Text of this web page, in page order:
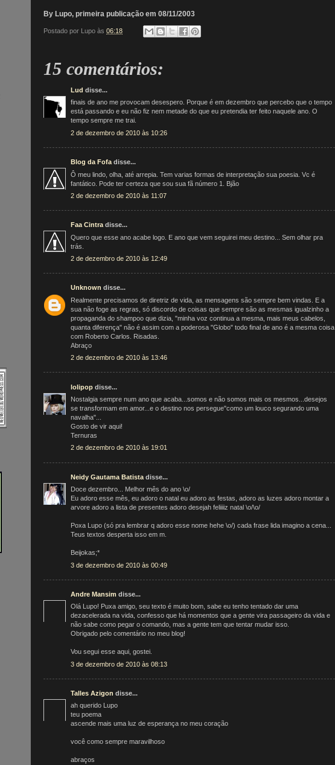
By Lupo, primeira publicação em 08/11/2003
Postado por Lupo às 06:18
15 comentários:
Lud disse...
finais de ano me provocam desespero. Porque é em dezembro que percebo que o tempo
está passando e eu não fiz nem metade do que eu pretendia ter feito naquele ano. O
tempo sempre me trai.
2 de dezembro de 2010 às 10:26
Blog da Fofa disse...
Ô meu lindo, olha, até arrepia. Tem varias formas de interpretação sua poesia. Vc é
fantático. Pode ter certeza que sou sua fã número 1. Bjão
2 de dezembro de 2010 às 11:07
Faa Cintra disse...
Quero que esse ano acabe logo. E ano que vem seguirei meu destino... Sem olhar pra
trás.
2 de dezembro de 2010 às 12:49
Unknown disse...
Realmente precisamos de diretriz de vida, as mensagens são sempre bem vindas. E a
sua não foge as regras, só discordo de coisas que sempre são as mesmas igualzinho a
propaganda do shampoo que dizia, "minha voz continua a mesma, mais meus cabelos,
quanta diferença" não é assim com a poderosa "Globo" todo final de ano é a mesma coisa
com Roberto Carlos. Risadas.
Abraço
2 de dezembro de 2010 às 13:46
lolipop disse...
Nostalgia sempre num ano que acaba...somos e não somos mais os mesmos...desejos
se transformam em amor...e o destino nos persegue"como um louco segurando uma
navalha"...
Gosto de vir aqui!
Ternuras
2 de dezembro de 2010 às 19:01
Neidy Gautama Batista disse...
Doce dezembro... Melhor mês do ano \o/
Eu adoro esse mês, eu adoro o natal eu adoro as festas, adoro as luzes adoro montar a
arvore adoro a lista de presentes adoro desejah feliiiiz natal \o/\o/
Poxa Lupo (só pra lembrar q adoro esse nome hehe \o/) cada frase lida imagino a cena...
Teus textos desperta isso em m.
Beijokas;*
3 de dezembro de 2010 às 00:49
Andre Mansim disse...
Olá Lupo! Puxa amigo, seu texto é muito bom, sabe eu tenho tentado dar uma
dezacelerada na vida, confesso que há momentos que a gente vira passageiro da vida e
não sabe como pegar o comando, mas a gente tem que tentar mudar isso.
Obrigado pelo comentário no meu blog!
Vou segui esse aqui, gostei.
3 de dezembro de 2010 às 08:13
Talles Azigon disse...
ah querido Lupo
teu poema
ascende mais uma luz de esperança no meu coração
você como sempre maravilhoso
abraços